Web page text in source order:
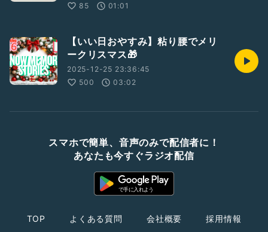
85
01:01
【いい日おやすみ】粘り腰でメリ
ークリスマス🎁
2025-12-25 23:36:45
500
03:02
スマホで簡単、音声のみで配信者に！
あなたも今すぐラジオ配信
TOP よくある質問 会社概要
採用情報